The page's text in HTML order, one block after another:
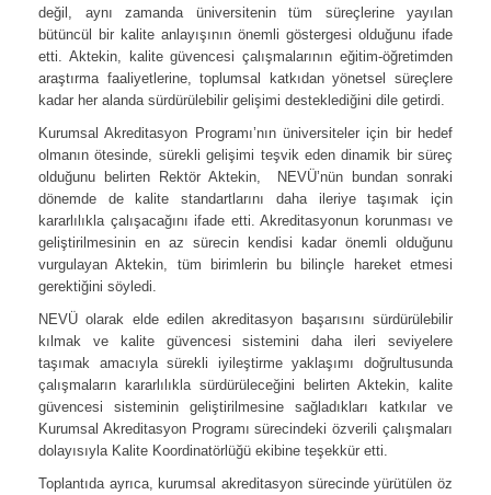
değil, aynı zamanda üniversitenin tüm süreçlerine yayılan
bütüncül bir kalite anlayışının önemli göstergesi olduğunu ifade
etti. Aktekin, kalite güvencesi çalışmalarının eğitim-öğretimden
araştırma faaliyetlerine, toplumsal katkıdan yönetsel süreçlere
kadar her alanda sürdürülebilir gelişimi desteklediğini dile getirdi.
Kurumsal Akreditasyon Programı’nın üniversiteler için bir hedef
olmanın ötesinde, sürekli gelişimi teşvik eden dinamik bir süreç
olduğunu belirten Rektör Aktekin, NEVÜ’nün bundan sonraki
dönemde de kalite standartlarını daha ileriye taşımak için
kararlılıkla çalışacağını ifade etti. Akreditasyonun korunması ve
geliştirilmesinin en az sürecin kendisi kadar önemli olduğunu
vurgulayan Aktekin, tüm birimlerin bu bilinçle hareket etmesi
gerektiğini söyledi.
NEVÜ olarak elde edilen akreditasyon başarısını sürdürülebilir
kılmak ve kalite güvencesi sistemini daha ileri seviyelere
taşımak amacıyla sürekli iyileştirme yaklaşımı doğrultusunda
çalışmaların kararlılıkla sürdürüleceğini belirten Aktekin, kalite
güvencesi sisteminin geliştirilmesine sağladıkları katkılar ve
Kurumsal Akreditasyon Programı sürecindeki özverili çalışmaları
dolayısıyla Kalite Koordinatörlüğü ekibine teşekkür etti.
Toplantıda ayrıca, kurumsal akreditasyon sürecinde yürütülen öz